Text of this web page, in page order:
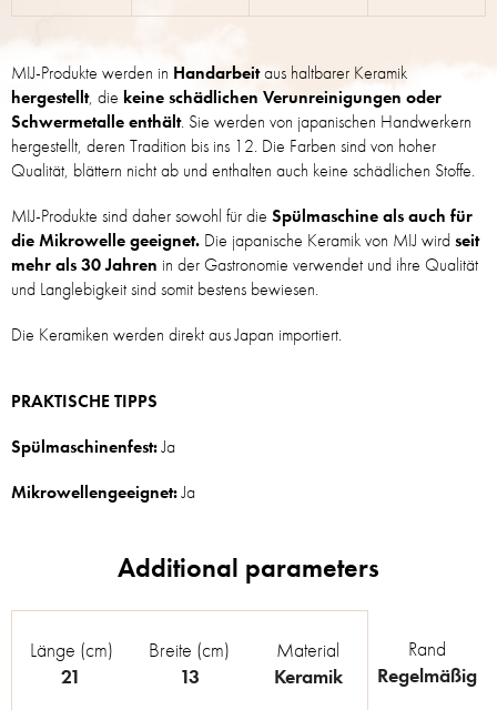
MIJ-Produkte werden in Handarbeitaus haltbarer Keramik
hergestellt, die keine schädlichen Verunreinigungen oder
Schwermetalle enthält. Sie werden von japanischen Handwerkern
hergestellt, deren Tradition bis ins 12. Die Farben sind von hoher
Qualität, blättern nicht ab und enthalten auch keine schädlichen Stoffe.
MIJ-Produkte sind daher sowohl für die Spülmaschine als auch für
die Mikrowelle geeignet. Die japanische Keramik von MIJ wirdseit
mehr als 30 Jahren in der Gastronomie verwendet und ihre Qualität
und Langlebigkeit sind somit bestens bewiesen.
Die Keramiken werden direkt aus Japan importiert.
PRAKTISCHE TIPPS
Spülmaschinenfest:Ja
Mikrowellengeeignet:Ja
Länge (cm)
21
Breite (cm)
13
Material
Keramik
Rand
Regelmäßig